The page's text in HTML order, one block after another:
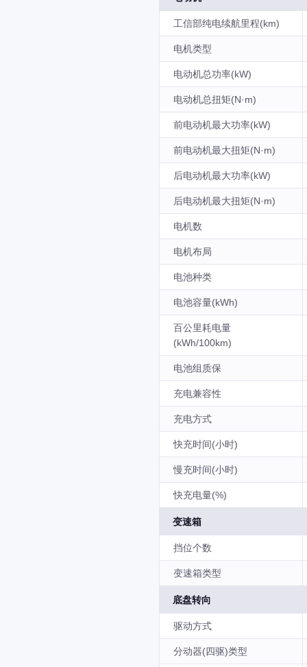
工信部纯电续航里程(km)
电机类型
电动机总功率(kW)
电动机总扭矩(N·m)
前电动机最大功率(kW)
前电动机最大扭矩(N·m)
后电动机最大功率(kW)
后电动机最大扭矩(N·m)
电机数
电机布局
电池种类
电池容量(kWh)
百公里耗电量
(kWh/100km)
电池组质保
充电兼容性
充电方式
快充时间(小时)
慢充时间(小时)
快充电量(%)
变速箱
挡位个数
变速箱类型
底盘转向
驱动方式
分动器(四驱)类型